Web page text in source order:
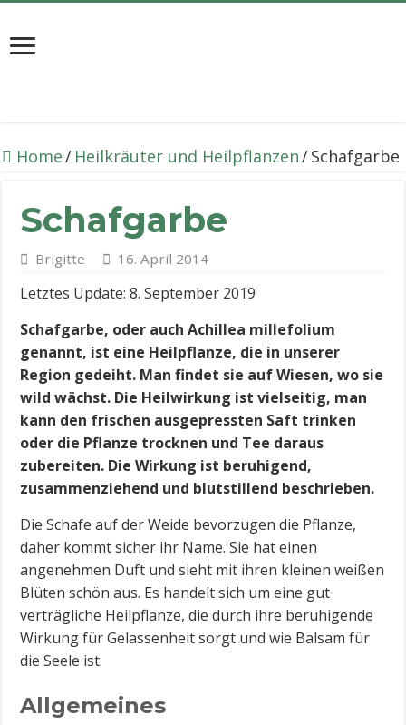
Home/ Heilkräuter und Heilpflanzen/Schafgarbe
Schafgarbe
Brigitte 16. April 2014
Letztes Update: 8. September 2019
Schafgarbe, oder auch Achillea millefolium
genannt, ist eine Heilpflanze, die in unserer
Region gedeiht. Man findet sie auf Wiesen, wo sie
wild wächst. Die Heilwirkung ist vielseitig, man
kann den frischen ausgepressten Saft trinken
oder die Pflanze trocknen und Tee daraus
zubereiten. Die Wirkung ist beruhigend,
zusammenziehend und blutstillend beschrieben.
Die Schafe auf der Weide bevorzugen die Pflanze,
daher kommt sicher ihr Name. Sie hat einen
angenehmen Duft und sieht mit ihren kleinen weißen
Blüten schön aus. Es handelt sich um eine gut
verträgliche Heilpflanze, die durch ihre beruhigende
Wirkung für Gelassenheit sorgt und wie Balsam für
die Seele ist.
Allgemeines